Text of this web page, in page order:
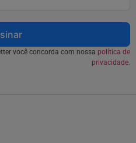
você concorda com nossa política de
privacidade.